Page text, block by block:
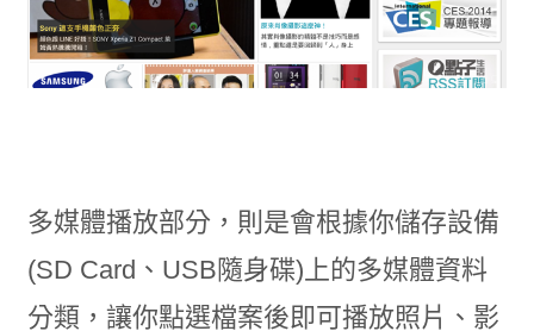
多媒體播放部分，則是會根據你儲存設備
(SD Card、USB隨身碟)上的多媒體資料
分類，讓你點選檔案後即可播放照片、影